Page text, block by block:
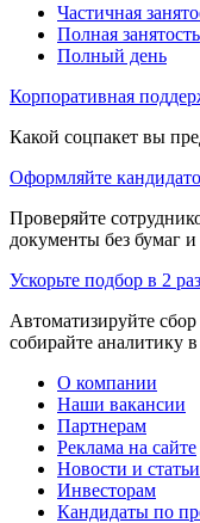
Частичная
Полная занятость
Полный день
Корпоративная
Какой соцпакет вы
Оформляйте
Проверяйте
документы без бумаг
Ускорьте подбор в 2
Автоматизируйте
собирайте аналитику
О компании
Наши вакансии
Партнерам
Реклама на сайте
Новости и статьи
Инвесторам
Кандидаты по